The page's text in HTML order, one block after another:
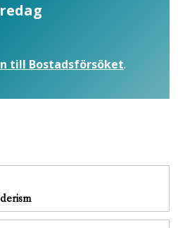
till Bostadsförsöket.